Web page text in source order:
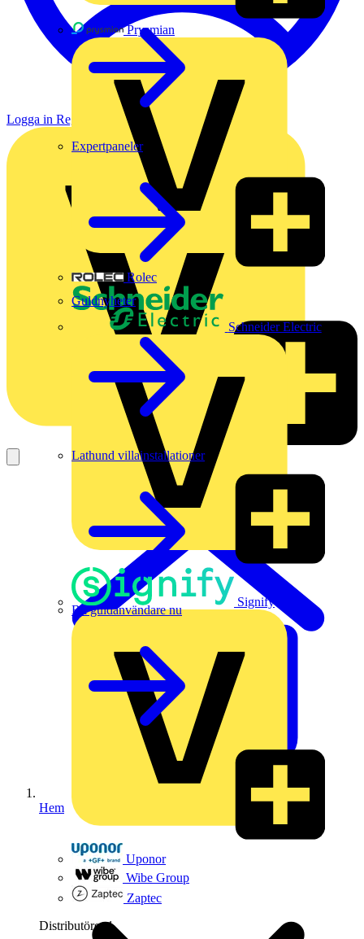
Prysmian
Rolec
Schneider Electric
Signify
Uponor
Wibe Group
Zaptec
Distributörer 1
Expertpaneler
Guldnyheter
Lathund villainstallationer
Bli guldanvändare nu
Logga in Registrera dig
Hem